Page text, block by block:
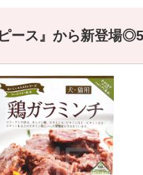
ピース』から新登場